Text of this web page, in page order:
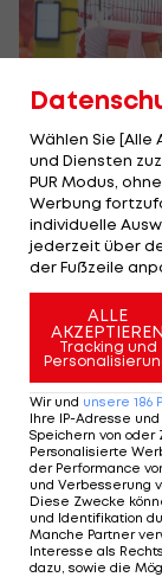
in Topliga
Sport-Mix
TEILEN
Wählen Sie [Alle
und Diensten
PUR Modus,
Werbung
individuelle
jederzeit über
der Fußzeile
ALLE
AKZEPTIEREN
Tracking und
Wir und unsere 186
Ihre IP-Adresse
Speichern von
Personalisierte
der Performance
und Verbesserung
Diese Zwecke
und Identifikation
Manche Partner
Interesse als
dazu, sowie die